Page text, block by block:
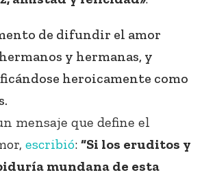
de difundir el amor
y hermanas, y
heroicamente como
mensaje que define el
escribió: “Si los eruditos y
mundana de esta